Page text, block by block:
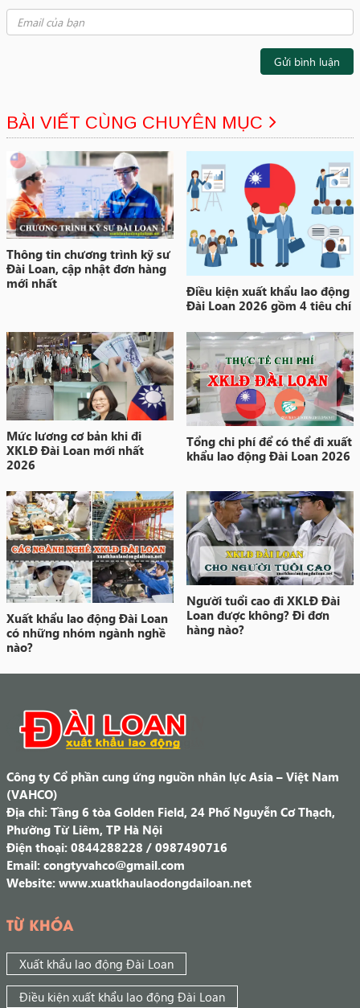
Gửi bình luận
BÀI VIẾT CÙNG CHUYÊN MỤC
Thông tin chương trình kỹ sư
Đài Loan, cập nhật đơn hàng
mới nhất
Điều kiện xuất khẩu lao động
Đài Loan 2026 gồm 4 tiêu chí
Mức lương cơ bản khi đi
XKLĐ Đài Loan mới nhất
2026
Tổng chi phí để có thể đi xuất
khẩu lao động Đài Loan 2026
Xuất khẩu lao động Đài Loan
có những nhóm ngành nghề
nào?
Người tuổi cao đi XKLĐ Đài
Loan được không? Đi đơn
hàng nào?
Công ty Cổ phần cung ứng nguồn nhân lực Asia – Việt Nam
(VAHCO)
Địa chỉ: Tầng 6 tòa Golden Field, 24 Phố Nguyễn Cơ Thạch,
Phường Từ Liêm, TP Hà Nội
Điện thoại: 0844288228 / 0987490716
Email: congtyvahco@gmail.com
Website: www.xuatkhaulaodongdailoan.net
TỪ KHÓA
Xuất khẩu lao động Đài Loan
Điều kiện xuất khẩu lao động Đài Loan